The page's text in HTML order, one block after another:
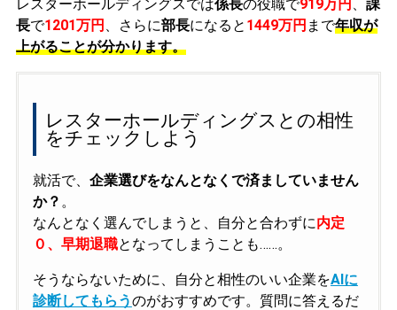
レスターホールディングスでは係長の役職で919万円
課
長で1201万円 、さらに部長になると 1449万円 まで年収が
上がることが分かります。
レスターホールディングスとの相性
をチェックしよう
就活で、 企業選びをなんとなくで済ましていません
か？ 。
なんとなく選んでしまうと、自分と合わずに内定
０、早期退職となってしまうことも……。
そうならないために、自分と相性のいい企業をAIに
診断してもらうのがおすすめです。質問に答えるだ